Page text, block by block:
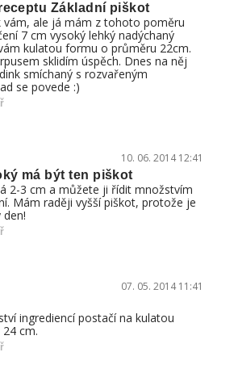
Základní piškot
vám, ale já mám z tohoto poměru
7 cm vysoký lehký nadýchaný
kulatou formu o průměru 22cm.
sklidím úspěch. Dnes na něj
smíchaný s rozvařeným
se povede :)
10. 06. 2014 12:41
má být ten piškot
2-3 cm a můžete ji řídit množstvím
Mám raději vyšší piškot, protože je
den!
07. 05. 2014 11:41
ingrediencí postačí na kulatou
cm.